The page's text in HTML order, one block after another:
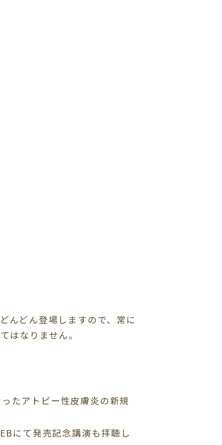
んどん登場しますので、常に
はなりません。
たアトピー性皮膚炎の新規
にて発売記念講演も拝聴し